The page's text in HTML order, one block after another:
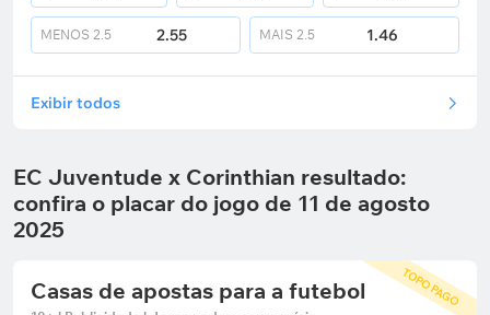
MENOS 2.5 2.55 MAIS 2.5 1.46
Exibir todos
EC Juventude x Corinthian resultado:
confira o placar do jogo de 11 de agosto
2025
TOPO PAGO
Casas de apostas para a futebol